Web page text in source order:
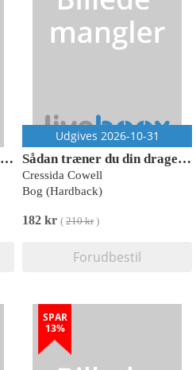
Sådan træner du din drage - skole
Udgives 2026-10-31
Sådan træner du din drage - skole 2
Cressida Cowell
Bog (Hardback)
182 kr ( 210 kr)
Forudbestil
SPAR
13%